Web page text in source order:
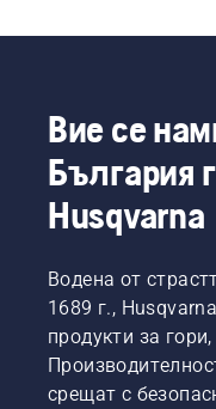
Вие се
България
Husqvarna
Водена от
1689 г.,
продукти за
срещат с